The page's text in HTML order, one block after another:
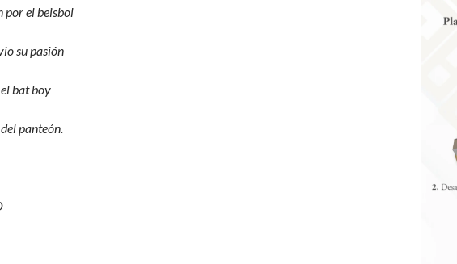
por el beisbol
su pasión
bat boy
panteón.